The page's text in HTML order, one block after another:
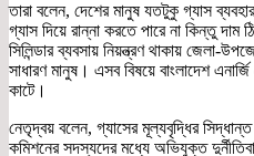
তারা বলেন, দেশের মানুষ যতটুকু গ্যাস
গ্যাস দিয়ে রান্না করতে পারে না কিন্তু
সিলিন্ডার ব্যবসায় নিয়ন্ত্রণ থাকায় জেলা-
সাধারণ মানুষ। এসব বিষয়ে বাংলাদেশ
কাটে।
নেতৃদ্বয় বলেন, গ্যাসের মূল্যবৃদ্ধির সিদ্ধান্ত
কমিশনের সদস্যদের মধ্যে অভিযুক্ত